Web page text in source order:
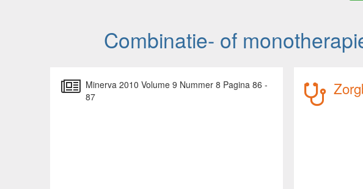
Combinatie- of
Minerva 2010 Volume 9 Nummer 8 Pagina 86 -
87